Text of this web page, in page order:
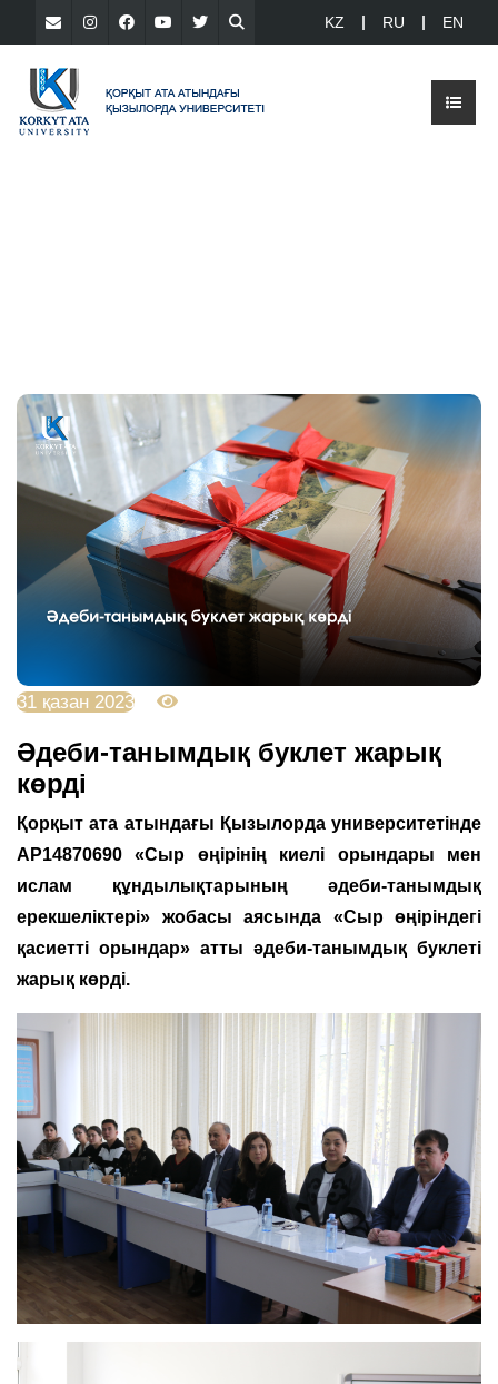
KZ RU EN
31 қазан 2023
Әдеби-танымдық буклет жарық
көрді
Қорқыт ата атындағы Қызылорда университетінде
АР14870690 «Сыр өңірінің киелі орындары мен
ислам құндылықтарының әдеби-танымдық
ерекшеліктері» жобасы аясында «Сыр өңіріндегі
қасиетті орындар» атты әдеби-танымдық буклеті
жарық көрді.